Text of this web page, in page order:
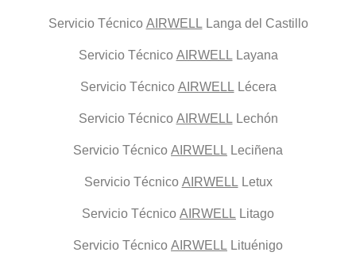
Servicio Técnico AIRWELLLanga del Castillo
Servicio Técnico AIRWELLLayana
Servicio Técnico AIRWELLLécera
Servicio Técnico AIRWELLLechón
Servicio Técnico AIRWELL Leciñena
Servicio Técnico AIRWELLLetux
Servicio Técnico AIRWELL Litago
Servicio Técnico AIRWELL Lituénigo